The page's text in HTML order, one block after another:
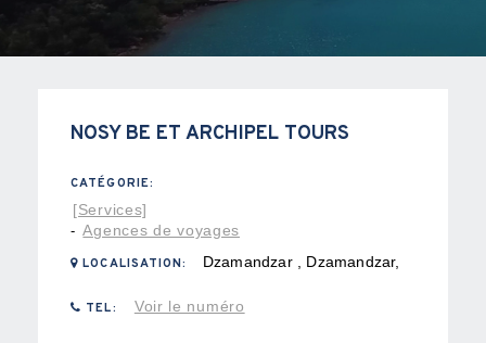
NOSY BE ET ARCHIPEL TOURS
CATÉGORIE:
[Services]
- Agences de voyages
LOCALISATION: Dzamandzar , Dzamandzar,
TEL: Voir le numéro